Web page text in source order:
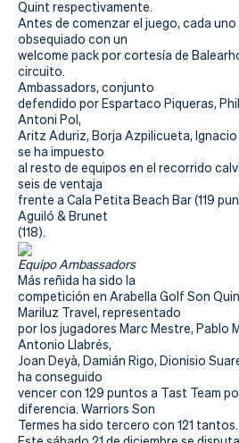
Quint respectivamente.
Antes de comenzar el juego, cada
obsequiado con un
welcome pack por cortesía de
circuito.
Ambassadors, conjunto
defendido por Espartaco Piqueras,
Antoni Pol,
Aritz Aduriz, Borja Azpilicueta,
se ha impuesto
al resto de equipos en el recorrido
seis de ventaja
frente a Cala Petita Beach Bar (119
Aguiló & Brunet
(118).
Equipo Ambassadors
Más reñida ha sido la
competición en Arabella Golf Son
Mariluz Travel, representado
por los jugadores Marc Mestre, Pablo
Antonio Llabrés,
Joan Deyà, Damián Rigo, Dionisio
ha conseguido
vencer con 129 puntos a Tast Team
diferencia. Warriors Son
Termes ha sido tercero con 121 tantos.